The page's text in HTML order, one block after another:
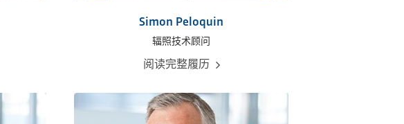
Simon Peloquin
辐照技术顾问
阅读完整履历